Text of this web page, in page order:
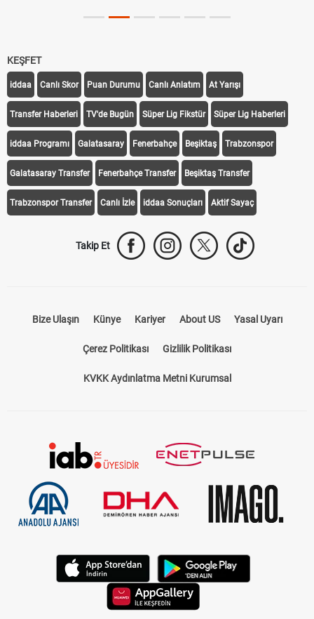
KEŞFET
iddaa Canlı Skor Puan Durumu Canlı Anlatım At Yarışı
Transfer Haberleri TV'de Bugün Süper Lig Fikstür Süper Lig Haberleri
iddaa Programı Galatasaray Fenerbahçe Beşiktaş Trabzonspor
Galatasaray Transfer Fenerbahçe Transfer Beşiktaş Transfer
Trabzonspor Transfer Canlı İzle iddaa Sonuçları Aktif Sayaç
Takip Et
Bize Ulaşın Künye Kariyer About US Yasal Uyarı
Çerez Politikası Gizlilik Politikası
KVKK Aydınlatma Metni Kurumsal